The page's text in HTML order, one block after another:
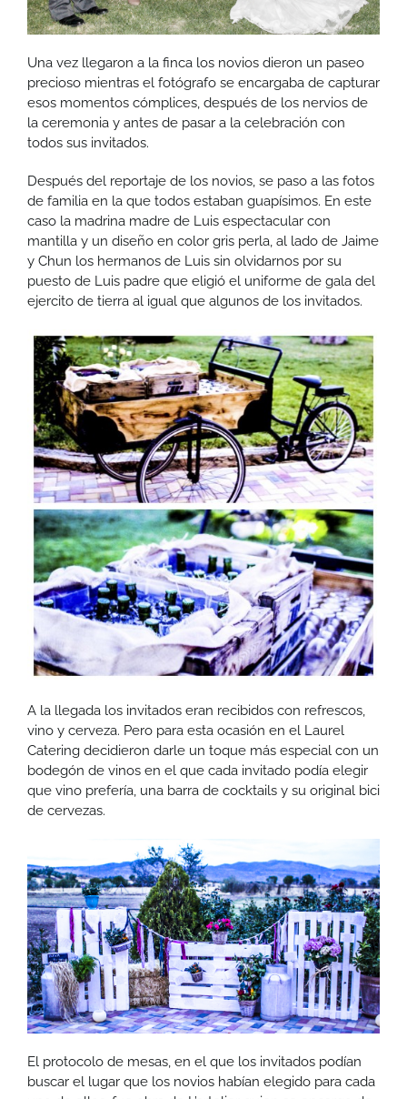
Una vez llegaron a la finca los novios dieron un paseo
precioso mientras el fotógrafo se encargaba de capturar
esos momentos cómplices, después de los nervios de
la ceremonia y antes de pasar a la celebración con
todos sus invitados.
Después del reportaje de los novios, se paso a las fotos
de familia en la que todos estaban guapísimos. En este
caso la madrina madre de Luis espectacular con
mantilla y un diseño en color gris perla, al lado de Jaime
y Chun los hermanos de Luis sin olvidarnos por su
puesto de Luis padre que eligió el uniforme de gala del
ejercito de tierra al igual que algunos de los invitados.
A la llegada los invitados eran recibidos con refrescos,
vino y cerveza. Pero para esta ocasión en el Laurel
Catering decidieron darle un toque más especial con un
bodegón de vinos en el que cada invitado podía elegir
que vino prefería, una barra de cocktails y su original bici
de cervezas.
El protocolo de mesas, en el que los invitados podían
buscar el lugar que los novios habían elegido para cada